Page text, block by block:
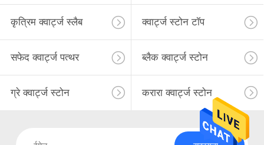
कृत्रिम क्वार्ट्ज स्लैब क्वार्ट्ज स्टोन टॉप
सफेद क्वार्ट्ज पत्थर ब्लैक क्वार्ट्ज स्टोन
ग्रे क्वार्ट्ज स्टोन करारा क्वार्ट्ज स्टोन